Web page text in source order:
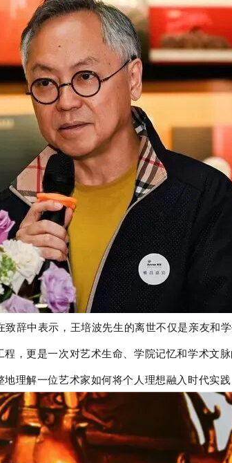
辞中表示，王培波先生的离世不仅是亲友和
，更是一次对艺术生命、学院记忆和学术文
理解一位艺术家如何将个人理想融入时代实践